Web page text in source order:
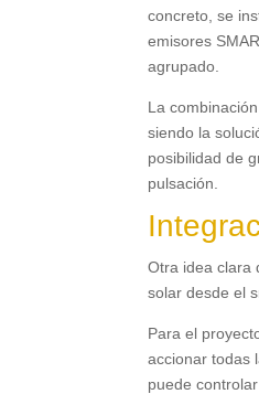
concreto ,se
emisores
agrupado
La
siendo la
posibilidad de
pulsación
Otra idea clara
solar desde el
Para el
accionar todas
puede